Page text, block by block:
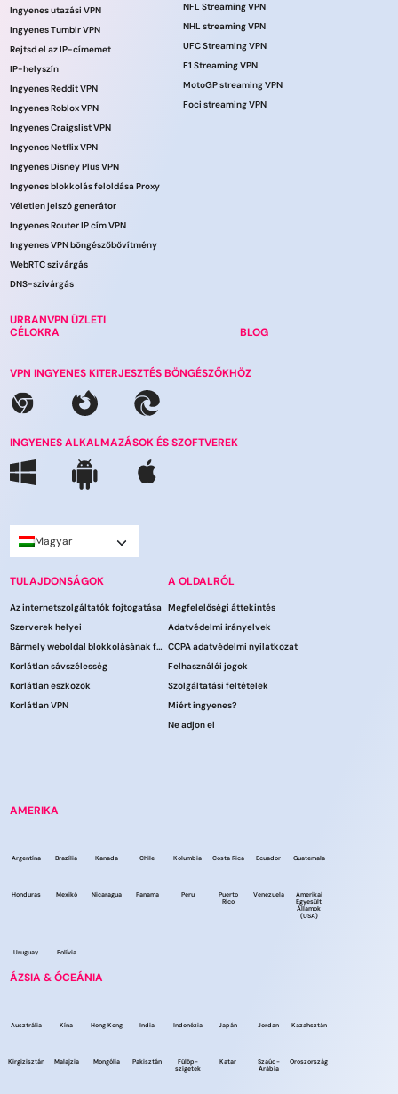
Ingyenes utazási VPN
Ingyenes Tumblr VPN
Rejtsd el az IP-címemet
IP-helyszín
Ingyenes Reddit VPN
Ingyenes Roblox VPN
Ingyenes Craigslist VPN
Ingyenes Netflix VPN
Ingyenes Disney Plus VPN
Ingyenes blokkolás feloldása Proxy
Véletlen jelszó generátor
Ingyenes Router IP cím VPN
Ingyenes VPN böngészőbővítmény
WebRTC szivárgás
DNS-szivárgás
URBANVPN ÜZLETI
CÉLOKRA
NFL Streaming VPN
NHL streaming VPN
UFC Streaming VPN
F1 Streaming VPN
MotoGP streaming VPN
Foci streaming VPN
BLOG
VPN INGYENES KITERJESZTÉS BÖNGÉSZŐKHÖZ
INGYENES ALKALMAZÁSOK ÉS SZOFTVEREK
Magyar
TULAJDONSÁGOK
Az internetszolgáltatók fojtogatása
Szerverek helyei
Bármely weboldal blokkolásának feloldása
Korlátlan sávszélesség
Korlátlan eszközök
Korlátlan VPN
A OLDALRÓL
Megfelelőségi áttekintés
Adatvédelmi irányelvek
CCPA adatvédelmi nyilatkozat
Felhasználói jogok
Szolgáltatási feltételek
Miért ingyenes?
Ne adjon el
AMERIKA
Argentína Brazília Kanada Chile Kolumbia Costa Rica Ecuador Guatemala
Honduras Mexikó Nicaragua Panama Peru
Puerto
Rico
Venezuela
Amerikai
Egyesült
Államok
(USA)
Uruguay Bolívia
ÁZSIA & ÓCEÁNIA
Ausztrália Kína Hong Kong India Indonézia Japán Jordan Kazahsztán
Kirgizisztán Malajzia Mongólia Pakisztán
Fülöp-
szigetek
Katar
Szaúd-
Arábia
Oroszország